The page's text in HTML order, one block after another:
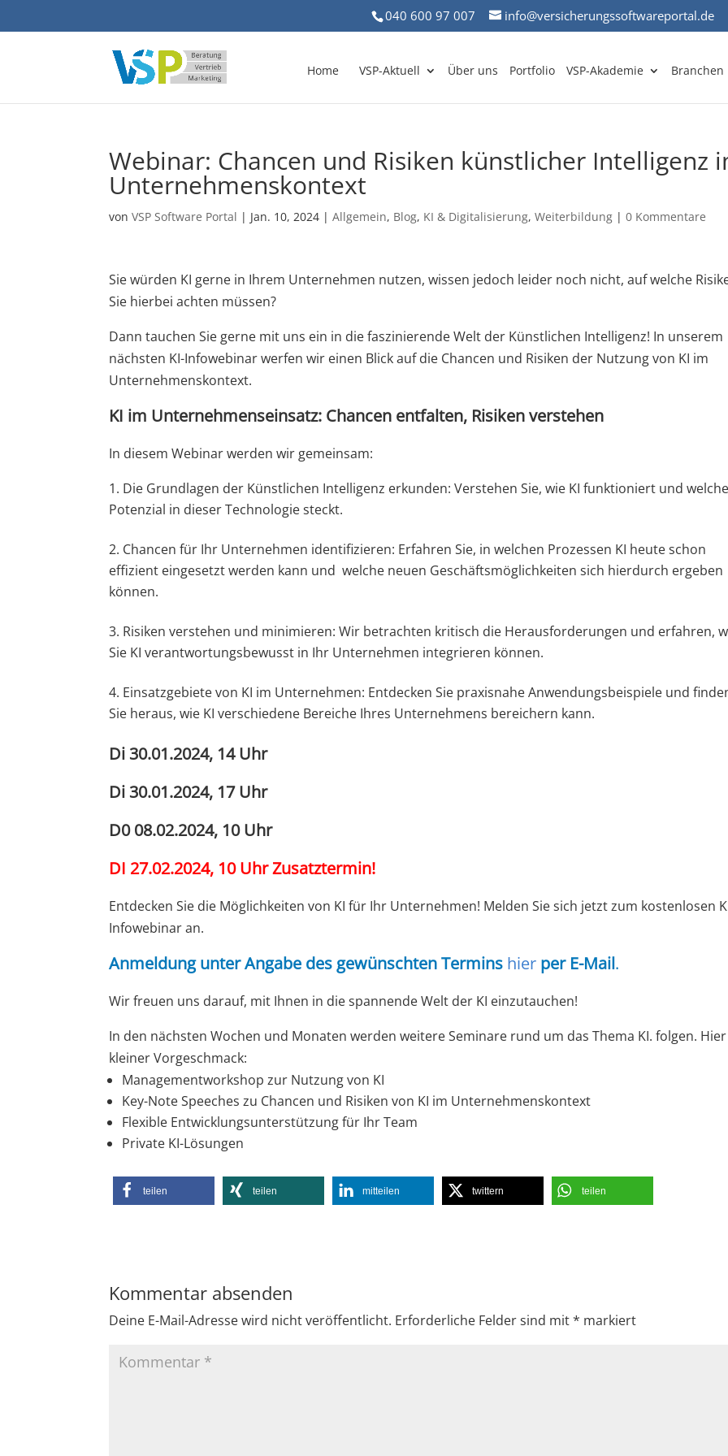
040 600 97 007 info@versicherungssoftwareportal.de
Home VSP-Aktuell Über uns Portfolio VSP-Akademie Branchen
Webinar: Chancen und Risiken künstlicher Intelligenz
Unternehmenskontext
vonVSP Software Portal | Jan. 10, 2024 |Allgemein, Blog, KI & Digitalisierung,Weiterbildung |0 Kommentare
Sie würden KI gerne in Ihrem Unternehmen nutzen, wissen jedoch leider noch nicht, auf welche
Sie hierbei achten müssen?
Dann tauchen Sie gerne mit uns ein in die faszinierende Welt der Künstlichen Intelligenz! In unserem
nächsten KI-Infowebinar werfen wir einen Blick auf die Chancen und Risiken der Nutzung von KI im
Unternehmenskontext.
KI im Unternehmenseinsatz: Chancen entfalten, Risiken verstehen
In diesem Webinar werden wir gemeinsam:
Die Grundlagen der Künstlichen Intelligenz erkunden: Verstehen Sie, wie KI funktioniert und
Potenzial in dieser Technologie steckt.
Chancen für Ihr Unternehmen identifizieren: Erfahren Sie, in welchen Prozessen KI heute schon
effizient eingesetzt werden kann und welche neuen Geschäftsmöglichkeiten sich hierdurch ergeben
können.
Risiken verstehen und minimieren: Wir betrachten kritisch die Herausforderungen und erfahren,
Sie KI verantwortungsbewusst in Ihr Unternehmen integrieren können.
Einsatzgebiete von KI im Unternehmen: Entdecken Sie praxisnahe Anwendungsbeispiele und
Sie heraus, wie KI verschiedene Bereiche Ihres Unternehmens bereichern kann.
Di 30.01.2024, 14 Uhr
Di 30.01.2024, 17 Uhr
D0 08.02.2024, 10 Uhr
DI 27.02.2024, 10 Uhr Zusatztermin!
Entdecken Sie die Möglichkeiten von KI für Ihr Unternehmen! Melden Sie sich jetzt zum kostenlosen
Infowebinar an.
Anmeldung unter Angabe des gewünschten Termins hier per E-Mail.
Wir freuen uns darauf, mit Ihnen in die spannende Welt der KI einzutauchen!
In den nächsten Wochen und Monaten werden weitere Seminare rund um das Thema KI. folgen.
kleiner Vorgeschmack:
Managementworkshop zur Nutzung von KI
Key-Note Speeches zu Chancen und Risiken von KI im Unternehmenskontext
Flexible Entwicklungsunterstützung für Ihr Team
Private KI-Lösungen
teilen teilen mitteilen twittern teilen
Kommentar absenden
Deine E-Mail-Adresse wird nicht veröffentlicht. Erforderliche Felder sind mit* markiert